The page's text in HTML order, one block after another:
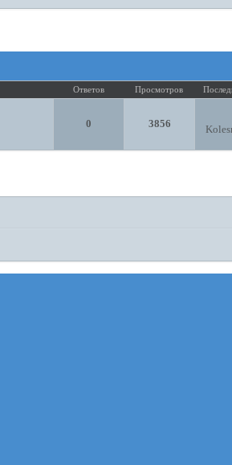
Ответов Просмотров
0
3856